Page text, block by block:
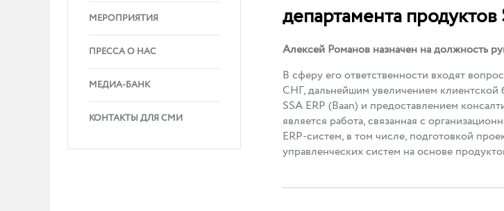
МЕРОПРИЯТИЯ
ПРЕССА О НАС
МЕДИА-БАНК
КОНТАКТЫ ДЛЯ СМИ
департамента
Алексей Романов назначен на должность
В сферу его ответственности входят
СНГ, дальнейшим увеличением клиентской
SSA ERP (Baan) и предоставлением
является работа, связанная с
ERP-систем, в том числе, подготовкой
управленческих систем на основе